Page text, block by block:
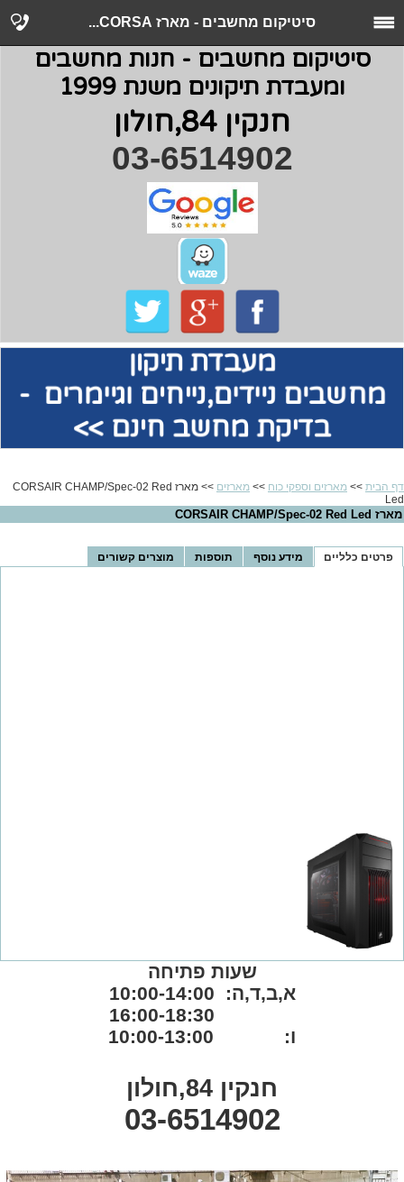
סיטיקום מחשבים - מארז CORSA...
סיטיקום מחשבים - חנות מחשבים
ומעבדת תיקונים משנת 1999
חנקין 84,חולון
03-6514902
מעבדת תיקון
מחשביםניידים,נייחים וגיימרים -
בדיקת מחשב חינם >>
דף הבית >> מארזים וספקי כוח >> מארזים
>> מארז CORSAIR CHAMP/Spec-02 Red
Led
מארז CORSAIR CHAMP/Spec-02 Red Led
פרטים כלליים מידע נוסף תוספות מוצרים קשורים
שעות פתיחה
א,ב,ד,ה: 10:00-14:00
ו: 10:00-13:00
חנקין 84,חולון
03-6514902